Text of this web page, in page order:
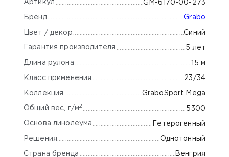
Артикул GM-6170-00-273
Бренд Grabo
Цвет / декор Синий
Гарантия производителя 5 лет
Длина рулона 15 м
Класс применения 23/34
Коллекция GraboSport Mega
Общий вес, г/м 2 5300
Основа линолеума Гетерогенный
Решения Однотонный
Страна бренда Венгрия